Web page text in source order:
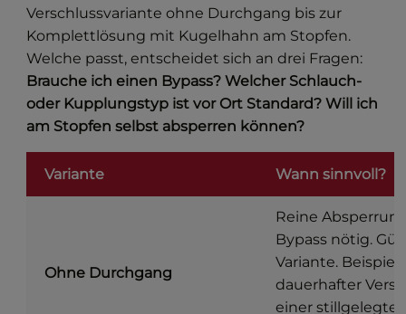
Verschlussvariante ohne Durchgang bis zur
Komplettlösung mit Kugelhahn am Stopfen.
Welche passt, entscheidet sich an drei Fragen:
Brauche ich einen Bypass? Welcher Schlauch-
oder Kupplungstyp ist vor Ort Standard? Will ich
am Stopfen selbst absperren können?
Variante Wann sinnvoll?
Ohne Durchgang
Reine
Bypass nötig.
Variante. Beispiel:
dauerhafter
einer